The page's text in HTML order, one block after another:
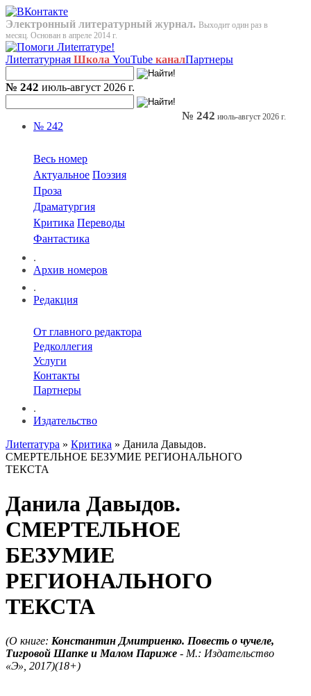
Электронный литературный журнал. Выходит один раз в
месяц. Основан в апреле 2014 г.
Лиterraтурная Школа YouTube каналПартнеры
№ 242 июль-август 2026 г.
№ 242
Весь номер
Актуальное Поэзия
Проза
Драматургия
Критика Переводы
Фантастика
.
Архив номеров
.
Редакция
От главного редактора
Редколлегия
Услуги
Контакты
Партнеры
.
Издательство
№ 242 июль-август 2026 г.
Лиterraтура » Критика » Данила Давыдов.
СМЕРТЕЛЬНОЕ БЕЗУМИЕ РЕГИОНАЛЬНОГО
ТЕКСТА
Данила Давыдов.
СМЕРТЕЛЬНОЕ
БЕЗУМИЕ
РЕГИОНАЛЬНОГО
ТЕКСТА
(О книге: Константин Дмитриенко. Повесть о чучеле,
Тигровой Шапке и Малом Париже - М.: Издательство
«Э», 2017)(18+)